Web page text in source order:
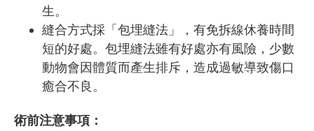
生。
縫合方式採「包埋縫法」，有免拆線休養時間
短的好處。包埋縫法雖有好處亦有風險，少數
動物會因體質而產生排斥，造成過敏導致傷口
癒合不良。
術前注意事項：